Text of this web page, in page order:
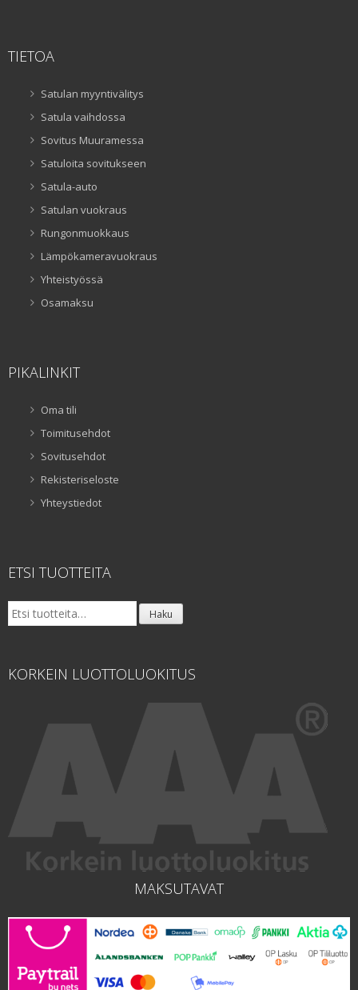
TIETOA
Satulan myyntivälitys
Satula vaihdossa
Sovitus Muuramessa
Satuloita sovitukseen
Satula-auto
Satulan vuokraus
Rungonmuokkaus
Lämpökameravuokraus
Yhteistyössä
Osamaksu
PIKALINKIT
Oma tili
Toimitusehdot
Sovitusehdot
Rekisteriseloste
Yhteystiedot
ETSI TUOTTEITA
Etsi: Haku
KORKEIN LUOTTOLUOKITUS
MAKSUTAVAT